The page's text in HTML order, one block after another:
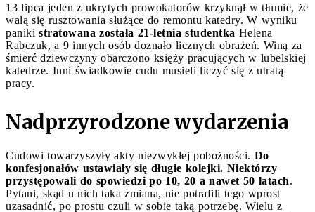
13 lipca jeden z ukrytych prowokatorów krzyknął w tłumie, że
walą się rusztowania służące do remontu katedry. W wyniku
paniki stratowana została 21-letnia studentka Helena
Rabczuk, a 9 innych osób doznało licznych obrażeń. Winą za
śmierć dziewczyny obarczono księży pracujących w lubelskiej
katedrze. Inni świadkowie cudu musieli liczyć się z utratą
pracy.
Nadprzyrodzone wydarzenia
Cudowi towarzyszyły akty niezwykłej pobożności. Do
konfesjonałów ustawiały się długie kolejki. Niektórzy
przystępowali do spowiedzi po 10, 20 a nawet 50 latach.
Pytani, skąd u nich taka zmiana, nie potrafili tego wprost
uzasadnić, po prostu czuli w sobie taką potrzebę. Wielu z